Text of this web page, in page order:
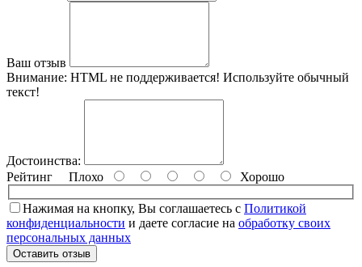
Ваш отзыв
Внимание: HTML не поддерживается! Используйте обычный
текст!
Достоинства:
Рейтинг Плохо Хорошо
Нажимая на кнопку, Вы соглашаетесь с Политикой
конфиденциальности и даете согласие на обработку своих
персональных данных
Оставить отзыв